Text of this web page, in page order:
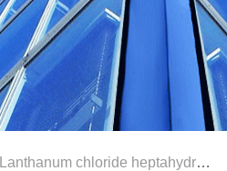
chloride heptahydrate